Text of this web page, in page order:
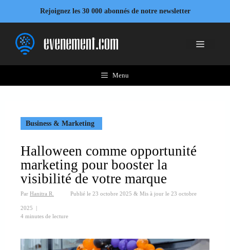
contenu
Rejoignez les 30 000 abonnés de notre newsletter
Menu
Menu
Business & Marketing
Halloween comme opportunité
marketing pour booster la
visibilité de votre marque
Par Hanitra R. Publié le 23 octobre 2025 & Mis à jour le 23 octobre
2025 |
4 minutes de lecture